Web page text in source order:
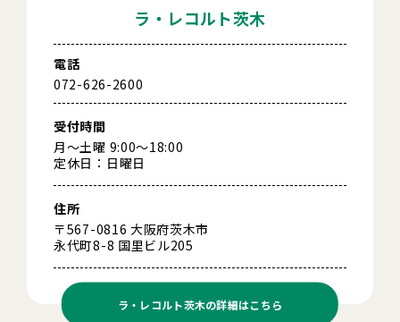
ラ・レコルト茨木
電話
072-626-2600
受付時間
月～土曜 9:00～18:00
定休日：日曜日
住所
〒567-0816 大阪府茨木市
永代町8-8 国里ビル205
ラ・レコルト茨木の詳細はこちら